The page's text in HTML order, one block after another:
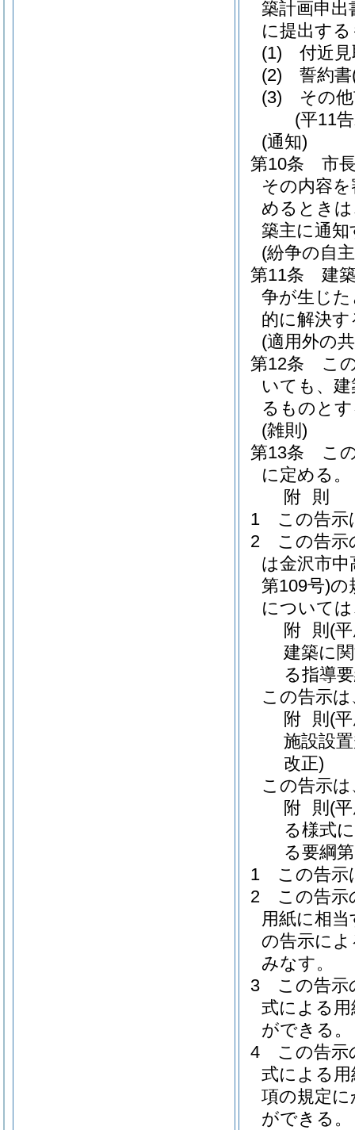
築計画申出
に提出す
(1)
付近
(2)
誓約書
(3)
その
(平11
(通知)
第10条
市
その内容
めるとき
築主に通
(紛争の自
第11条
建
争が生じ
的に解決
(適用外の
第12条
こ
いても、
るものと
(雑則)
第13条
こ
に定める。
附 則
1
この告示
2
この告示
は金沢市
第109号)の
について
附 則 (
建築に
る指導
この告示
附 則 (
施設設
改正)
この告示
附 則 (
る様式
る要綱
1
この告示
2
この告示
用紙に相
の告示に
みなす。
3
この告示
式による
ができる。
4
この告示
式による
項の規定
ができる。